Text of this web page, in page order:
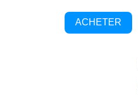
ACHETER